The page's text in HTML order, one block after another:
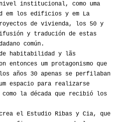
institucional, como uma
em los edificios y em La
de vivienda, los 50 y
y tradución de estas
común.
habitabilidad y lãs
entonces um protagonismo que
años 30 apenas se perfilaban
espacio para realizarse
la década que recibió los
el Estudio Ribas y Cia, que